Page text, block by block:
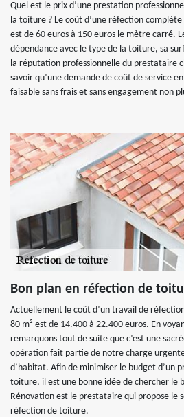
Quel est le prix d’une prestation
la toiture ? Le coût d’une réfection
est de 60 euros à 150 euros le mètre carré.
dépendance avec le type de la toiture, sa
la réputation professionnelle du prestataire
savoir qu’une demande de coût de service
faisable sans frais et sans engagement non
Bon plan en réfection de
Actuellement le coût d’un travail de
80 m² est de 14.400 à 22.400 euros. En
remarquons tout de suite que c’est une
opération fait partie de notre charge
d’habitat. Afin de minimiser le budget d’un
toiture, il est une bonne idée de chercher le
Rénovation est le prestataire qui propose le
réfection de toiture.